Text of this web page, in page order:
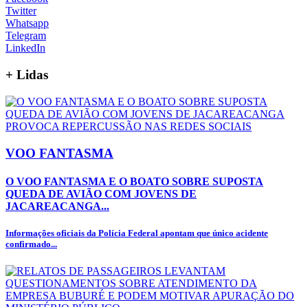
Twitter
Whatsapp
Telegram
LinkedIn
+ Lidas
VOO FANTASMA
O VOO FANTASMA E O BOATO SOBRE SUPOSTA
QUEDA DE AVIÃO COM JOVENS DE
JACAREACANGA...
Informações oficiais da Polícia Federal apontam que único acidente
confirmado...